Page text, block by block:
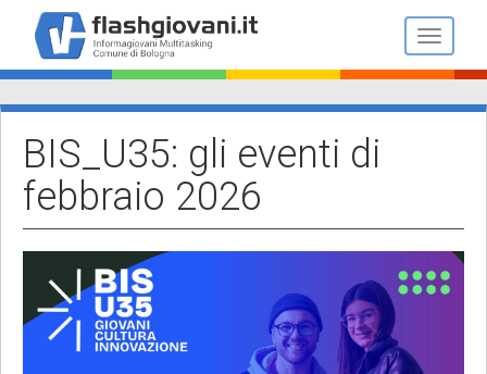
contenuto
principale
Toggle
BIS_U35: gli eventi di
febbraio 2026